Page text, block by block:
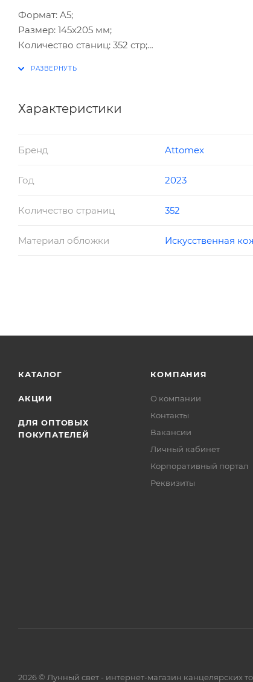
Формат: A5;
Размер: 145x205 мм;
Количество станиц: 352 стр;
Характеристики
Бренд Attomex
Год 2023
Количество страниц 352
Материал обложки Искусственная
КАТАЛОГ
АКЦИИ
ДЛЯ ОПТОВЫХ
ПОКУПАТЕЛЕЙ
КОМПАНИЯ
О компании
Контакты
Вакансии
Личный кабинет
Корпоративный портал
Реквизиты
2026 © Лунный свет - интернет-магазин канцелярских